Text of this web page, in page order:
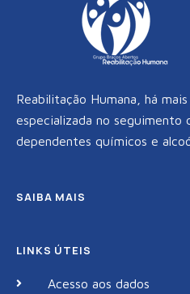
Reabilitação Humana, há
especializada no seguimento
dependentes químicos e
SAIBA MAIS
LINKS ÚTEIS
Acesso aos dados